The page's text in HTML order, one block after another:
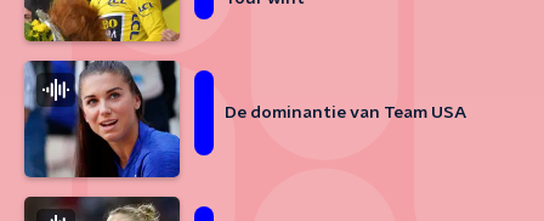
De dominantie van Team USA